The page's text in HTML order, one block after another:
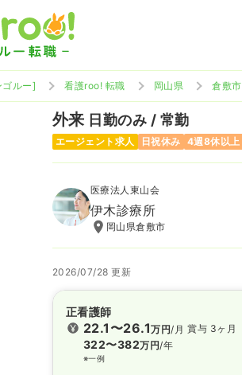
ルー] 看護roo! 転職 岡山県 倉敷市
外来 日勤のみ / 常勤
エージェント求人 日祝休み 4週8休以上
医療法人東山会
伊木診療所
岡山県倉敷市
2026/07/28 更新
正看護師
22.1〜26.1万円/月
322〜382万円/年
※一例
賞与 3ヶ月